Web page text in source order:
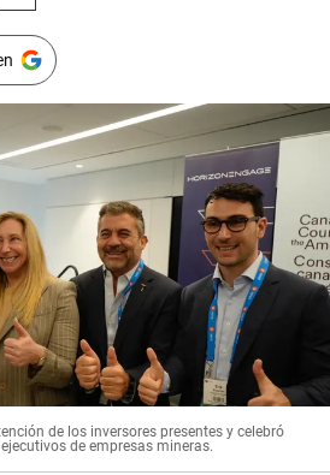
de los inversores presentes y celebró
de empresas mineras.